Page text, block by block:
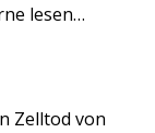
lesen…
Zelltod von